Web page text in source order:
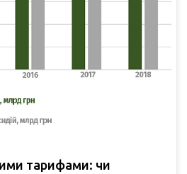
тарифами: чи